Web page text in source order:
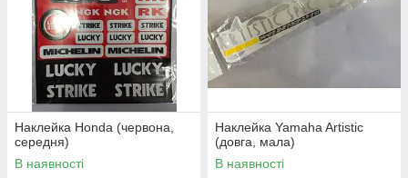
Наклейка Honda (червона,
середня)
В наявності
Наклейка Yamaha Artistic
(довга, мала)
В наявності